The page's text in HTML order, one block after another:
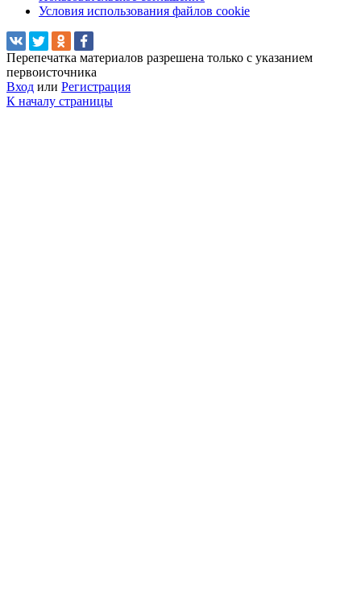
Условия использования файлов cookie
Перепечатка материалов разрешена только с указанием
первоисточника
Вход или Регистрация
К началу страницы